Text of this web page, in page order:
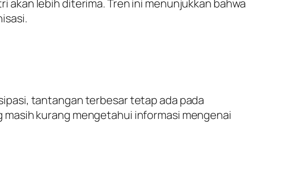
akan lebih diterima. Tren ini menunjukkan bahwa
tantangan terbesar tetap ada pada
kurang mengetahui informasi mengenai